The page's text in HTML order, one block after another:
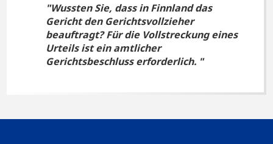
Wussten Sie, dass in Finnland das
Gericht den Gerichtsvollzieher
beauftragt? Für die Vollstreckung eines
Urteils ist ein amtlicher
Gerichtsbeschluss erforderlich.